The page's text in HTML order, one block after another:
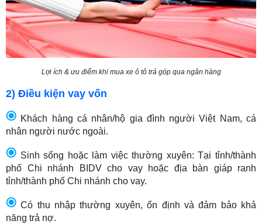
Lợi ích & ưu điểm khi mua xe ô tô trả góp qua ngân hàng
2) Điều kiện vay vốn
Khách hàng cá nhân/hộ gia đình người Việt Nam, cá
nhân người nước ngoài.
Sinh sống hoặc làm việc thường xuyên: Tại tỉnh/thành
phố Chi nhánh BIDV cho vay hoặc địa bàn giáp ranh
tỉnh/thành phố Chi nhánh cho vay.
Có thu nhập thường xuyên, ổn định và đảm bảo khả
năng trả nợ.